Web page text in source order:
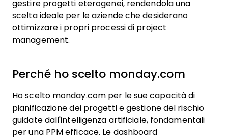
gestire progetti eterogenei, rendendola una
scelta ideale per le aziende che desiderano
ottimizzare i propri processi di project
management.
Perché ho scelto monday.com
Ho scelto monday.com per le sue capacità di
pianificazione dei progetti e gestione del rischio
guidate dall'intelligenza artificiale, fondamentali
per una PPM efficace. Le dashboard